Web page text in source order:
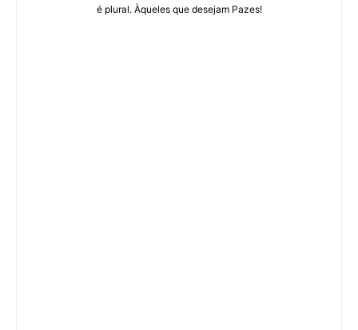
é plural. Àqueles que desejam Pazes!